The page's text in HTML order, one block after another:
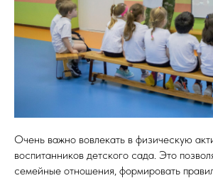
Очень важно вовлекать в физическую
воспитанников детского сада. Это
семейные отношения, формировать